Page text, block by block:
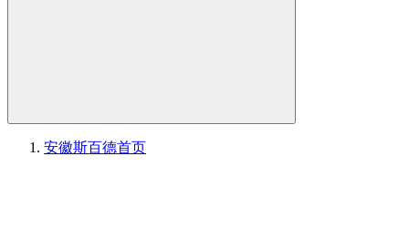
安徽斯百德首页